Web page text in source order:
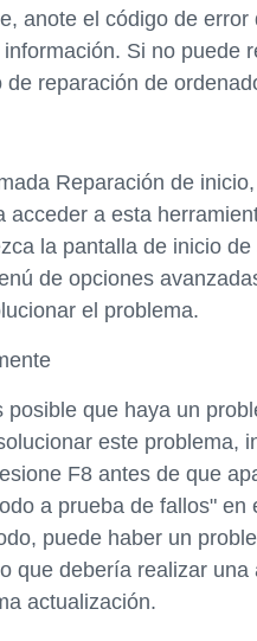
anote el código de error
Si no puede
reparación de
Reparación de
a esta
la pantalla de inicio
de opciones
el problema.
que haya un
este problema,
F8 antes de que
a prueba de fallos" en
puede haber un
que debería realizar una
actualización.